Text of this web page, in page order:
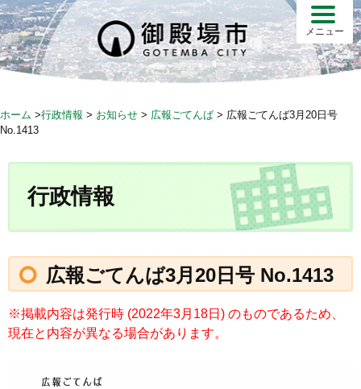
S
k
i
p
c
メニュー
ホーム >行政情報 > お知らせ > 広報ごてんば > 広報ごてんば3月20日号
No.1413
行政情報
広報ごてんば3月20日号 No.1413
※掲載内容は発行時 (2022年3月18日) のものであるため、
現在と内容が異なる場合があります。